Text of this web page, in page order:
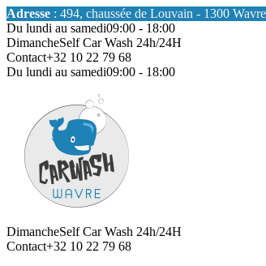
Adresse : 494, chaussée de Louvain - 1300
Du lundi au samedi09:00 - 18:00
DimancheSelf Car Wash 24h/24H
Contact+32 10 22 79 68
Du lundi au samedi09:00 - 18:00
DimancheSelf Car Wash 24h/24H
Contact+32 10 22 79 68